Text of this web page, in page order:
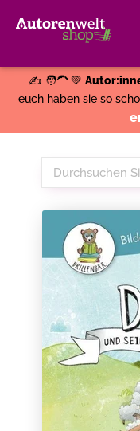
✍️ 🧑‍🦱 💚
euch haben sie so
Durchsuchen
Sie